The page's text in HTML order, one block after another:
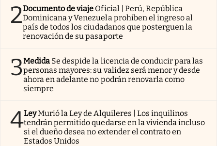
2Documento de viaje Oficial | Perú, República
Dominicana y Venezuela prohíben el ingreso al
país de todos los ciudadanos que posterguen la
renovación de su pasaporte
3Medida Se despide la licencia de conducir para las
personas mayores: su validez será menor y desde
ahora en adelante no podrán renovarla como
siempre
4LeyMurió la Ley de Alquileres | Los inquilinos
tendrán permitido quedarse en la vivienda incluso
si el dueño desea no extender el contrato en
Estados Unidos